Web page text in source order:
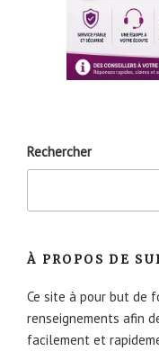
Rechercher
À PROPOS DE
Ce site à pour but de
renseignements afin
facilement et